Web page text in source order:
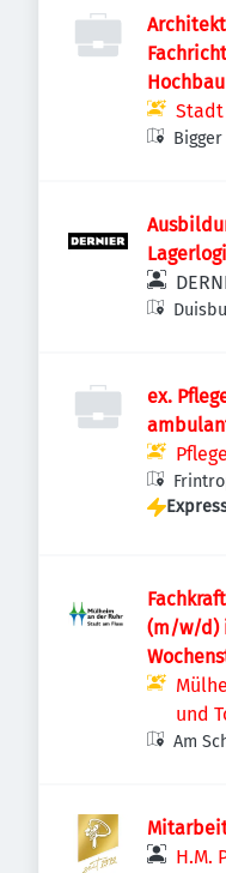
(m/w/d)
Stadt
ex.
(m/w/d)
und
Am
H.M.